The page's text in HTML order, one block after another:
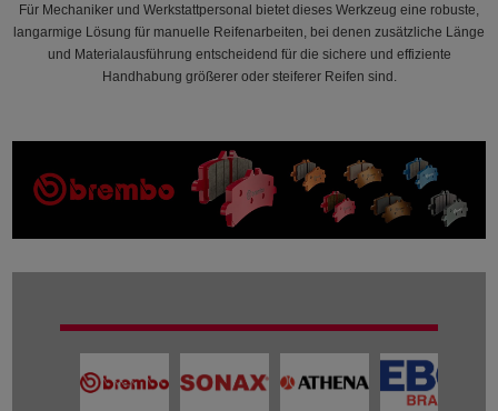
Für Mechaniker und Werkstattpersonal bietet dieses Werkzeug eine robuste,
langarmige Lösung für manuelle Reifenarbeiten, bei denen zusätzliche Länge
und Materialausführung entscheidend für die sichere und effiziente
Handhabung größerer oder steiferer Reifen sind.